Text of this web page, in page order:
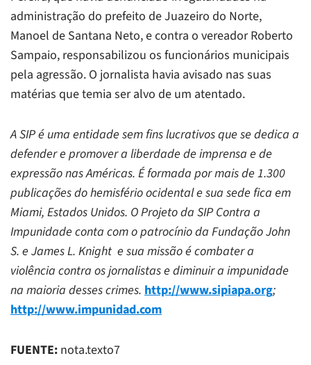
administração do prefeito de Juazeiro do Norte,
Manoel de Santana Neto, e contra o vereador Roberto
Sampaio, responsabilizou os funcionários municipais
pela agressão. O jornalista havia avisado nas suas
matérias que temia ser alvo de um atentado.
A SIP é uma entidade sem fins lucrativos que se dedica a
defender e promover a liberdade de imprensa e de
expressão nas Américas. É formada por mais de 1.300
publicações do hemisfério ocidental e sua sede fica em
Miami, Estados Unidos. O Projeto da SIP Contra a
Impunidade conta com o patrocínio da FundaçãoJohn
S. e James L. Knight e sua missão é combater a
violência contra os jornalistas e diminuir a impunidade
na maioria desses crimes. http://www.sipiapa.org;
http://www.impunidad.com
FUENTE: nota.texto7